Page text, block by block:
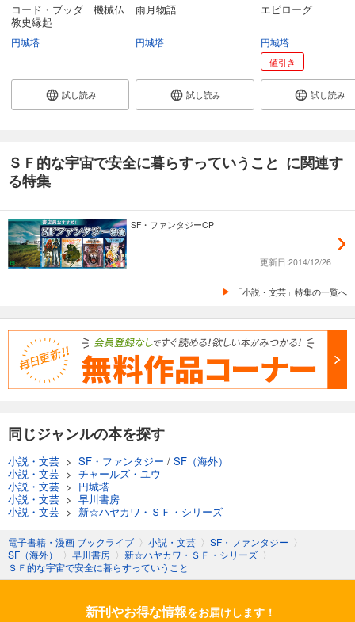
コード・ブッダ 機械仏
教史縁起
円城塔
試し読み
雨月物語
円城塔
試し読み
エピローグ
円城塔
値引き
試し読み
ＳＦ的な宇宙で安全に暮らすっていうこと に関連す
る特集
SF・ファンタジーCP
更新日:2014/12/26
「小説・文芸」特集の一覧へ
同じジャンルの本を探す
小説・文芸 > SF・ファンタジー / SF（海外）
小説・文芸 > チャールズ・ユウ
小説・文芸 > 円城塔
小説・文芸 > 早川書房
小説・文芸 > 新☆ハヤカワ・ＳＦ・シリーズ
電子書籍・漫画 ブックライブ 〉 小説・文芸 〉 SF・ファンタジー 〉
SF（海外）
〉 早川書房 〉 新☆ハヤカワ・ＳＦ・シリーズ 〉
ＳＦ的な宇宙で安全に暮らすっていうこと
新刊やお得な情報をお届けします！